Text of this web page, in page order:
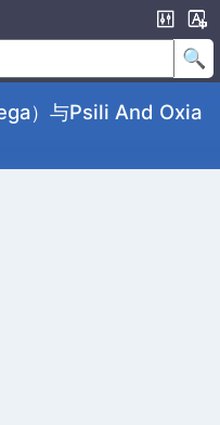
）与psili And Oxia